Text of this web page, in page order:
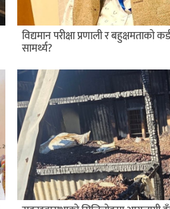
विद्यमान परीक्षा प्रणाली र बहुक्षमताको
सामर्थ्य?